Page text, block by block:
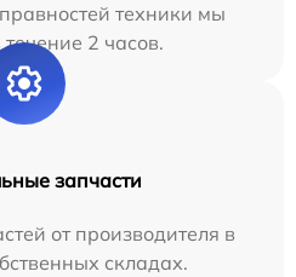
техники мы
2 часов.
запчасти
от производителя в
складах.